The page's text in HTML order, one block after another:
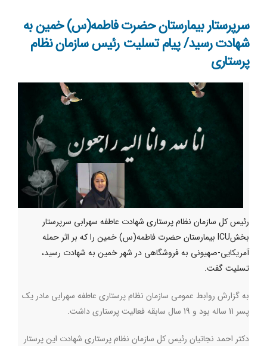
سرپرستار بیمارستان حضرت فاطمه(س) خمین به
شهادت رسید/ پیام تسلیت رئیس سازمان نظام
پرستاری
رئیس کل سازمان نظام پرستاری شهادت عاطفه سهرابی سرپرستار
بخشICU بیمارستان حضرت فاطمه(س) خمین را که بر اثر حمله
آمریکایی-صهیونی به فروشگاهی در شهر خمین به شهادت رسید،
تسلیت گفت.
به گزارش روابط عمومی سازمان نظام پرستاری عاطفه سهرابی مادر یک
پسر 11 ساله بود و 19 سال سابقه فعالیت پرستاری داشت.
دکتر احمد نجاتیان رئیس کل سازمان نظام پرستاری شهادت این پرستار